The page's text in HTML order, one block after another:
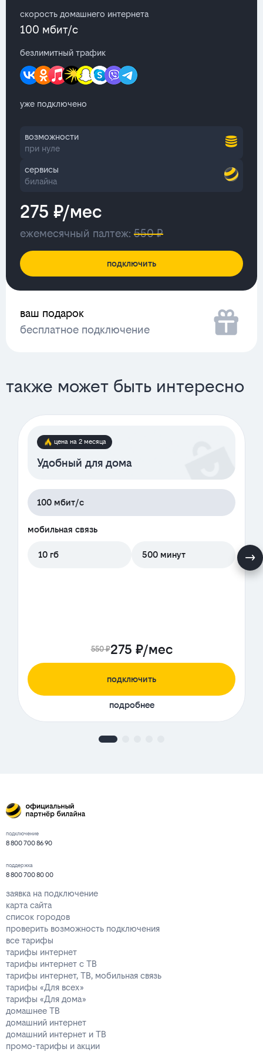
скорость домашнего интернета
100 мбит/с
безлимитный трафик
уже подключено
возможности
при нуле
сервисы
билайна
275 ₽/мес
ежемесячный палтеж: 550 ₽
подключить
ваш подарок
бесплатное подключение
также может быть интересно
цена на 2 месяца
Удобный для дома
100 мбит/с
мобильная связь
10 гб 500 минут
550 ₽275 ₽/мес
подключить
подробнее
подключение
8 800 700 86 90
поддержка
8 800 700 80 00
заявка на подключение
карта сайта
список городов
проверить возможность подключения
все тарифы
тарифы интернет
тарифы интернет с ТВ
тарифы интернет, ТВ, мобильная связь
тарифы «Для всех»
тарифы «Для дома»
домашнее ТВ
домашний интернет
домашний интернет и ТВ
промо-тарифы и акции